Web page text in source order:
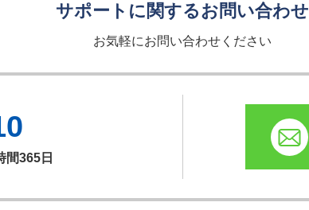
サポートに関するお問い合わせ
お気軽にお問い合わせください
間365日